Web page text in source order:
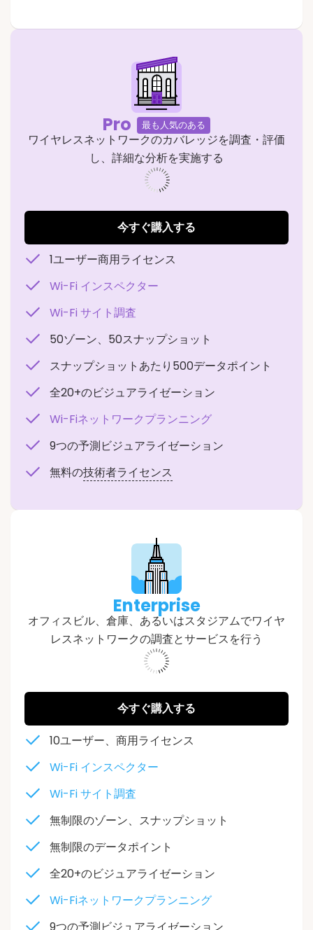
Pro 最も人気のある
ワイヤレスネットワークのカバレッジを調査・評価
し、詳細な分析を実施する
573941
今すぐ購入する
1ユーザー商用ライセンス
Wi-Fi インスペクター
Wi-Fi サイト調査
50ゾーン、50スナップショット
スナップショットあたり500データポイント
全20+のビジュアライゼーション
Wi-Fiネットワークプランニング
9つの予測ビジュアライゼーション
無料の技術者ライセンス
Enterprise
オフィスビル、倉庫、あるいはスタジアムでワイヤ
レスネットワークの調査とサービスを行う
573943
今すぐ購入する
10ユーザー、商用ライセンス
Wi-Fi インスペクター
Wi-Fi サイト調査
無制限のゾーン、スナップショット
無制限のデータポイント
全20+のビジュアライゼーション
Wi-Fiネットワークプランニング